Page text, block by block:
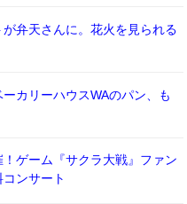
弁天さんに。花火を見られる
カリーハウスWAのパン、も
ゲーム『サクラ大戦』ファン
ンサート